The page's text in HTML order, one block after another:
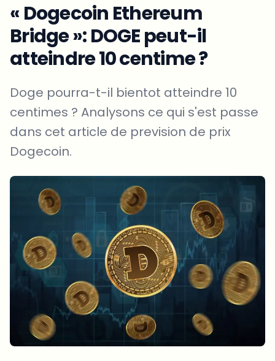
« Dogecoin Ethereum
Bridge »: DOGE peut-il
atteindre 10 centime ?
Doge pourra-t-il bientot atteindre 10
centimes ? Analysons ce qui s'est passe
dans cet article de prevision de prix
Dogecoin.